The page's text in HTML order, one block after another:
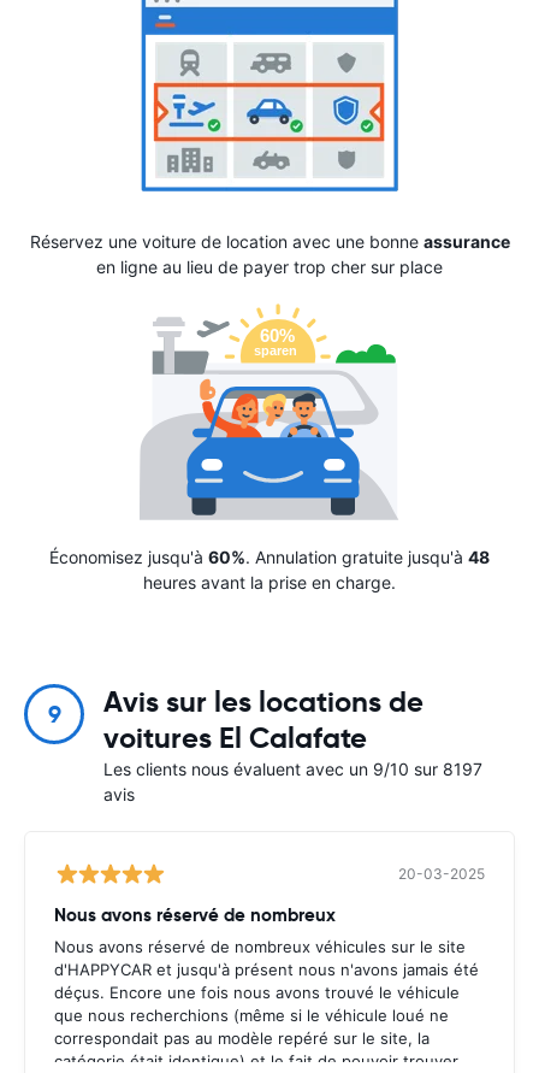
Réservez une voiture de location avec une bonne assurance
en ligne au lieu de payer trop cher sur place
Économisez jusqu'à 60%. Annulation gratuite jusqu'à 48
heures avant la prise en charge.
9
Avis sur les locations de
voitures El Calafate
Les clients nous évaluent avec un 9/10 sur 8197
avis
20-03-2025
Nous avons réservé de nombreux
Nous avons réservé de nombreux véhicules sur le site
d'HAPPYCAR et jusqu'à présent nous n'avons jamais été
déçus. Encore une fois nous avons trouvé le véhicule
que nous recherchions (même si le véhicule loué ne
correspondait pas au modèle repéré sur le site, la
catégorie était identique) et le fait de pouvoir trouver